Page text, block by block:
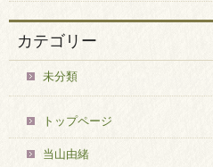
カテゴリー
未分類
トップページ
当山由緒